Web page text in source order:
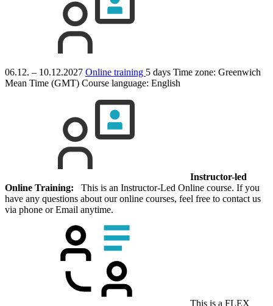
06.12. – 10.12.2027 Online training 5 days Time zone: Greenwich
Mean Time (GMT) Course language: English
Instructor-led
Online Training: This is an Instructor-Led Online course. If you
have any questions about our online courses, feel free to contact us
via phone or Email anytime.
This is a FLEX